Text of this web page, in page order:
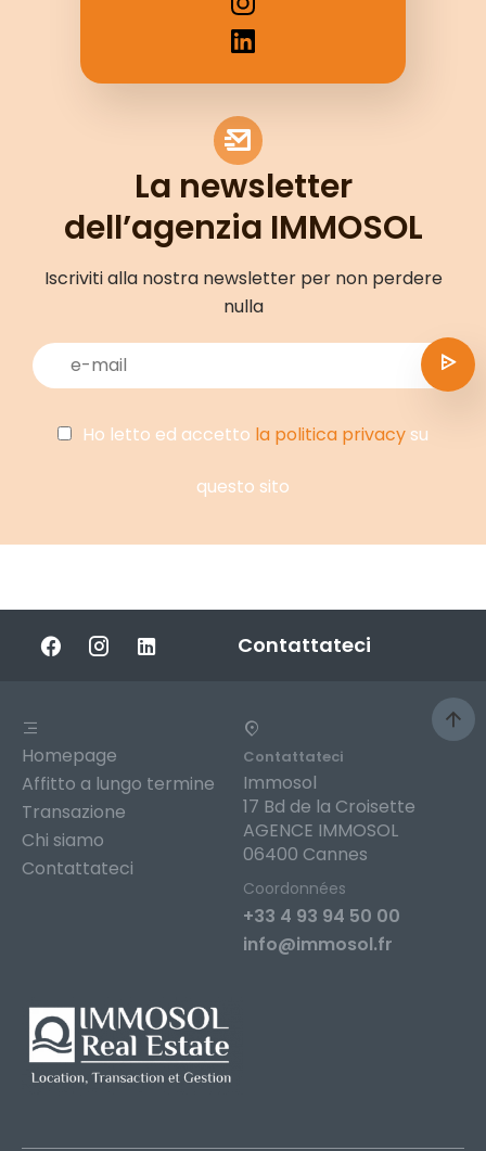
La newsletter
dell’agenzia IMMOSOL
Iscriviti alla nostra newsletter per non perdere
nulla
Ho letto ed accetto la politica privacy su
questo sito
Contattateci
Homepage
Affitto a lungo termine
Transazione
Chi siamo
Contattateci
Contattateci
Immosol
17 Bd de la Croisette
AGENCE IMMOSOL
06400 Cannes
Coordonnées
+33 4 93 94 50 00
info@immosol.fr